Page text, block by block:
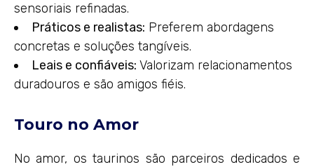
sensoriais refinadas.
Práticos e realistas: Preferem abordagens
concretas e soluções tangíveis.
Leais e confiáveis: Valorizam relacionamentos
duradouros e são amigos fiéis.
Touro no Amor
No amor, os taurinos são parceiros dedicados e